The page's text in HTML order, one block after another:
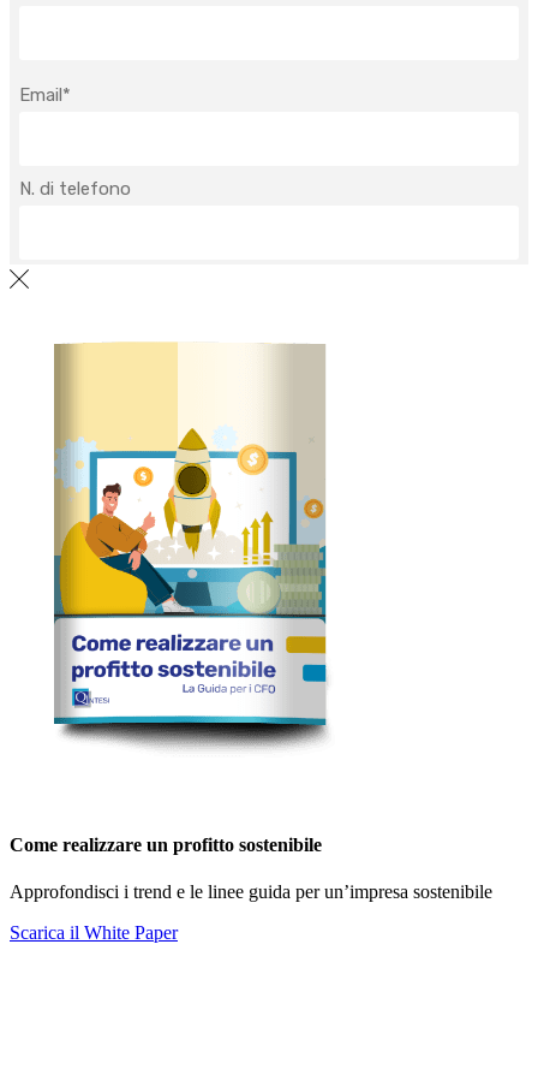
Come realizzare un profitto sostenibile
Approfondisci i trend e le linee guida per un’impresa sostenibile
Scarica il White Paper